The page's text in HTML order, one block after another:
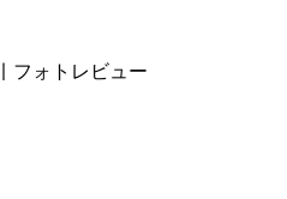
フォトレビュー